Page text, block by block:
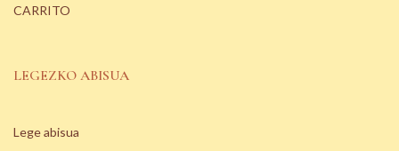
CARRITO
LEGEZKO ABISUA
Lege abisua